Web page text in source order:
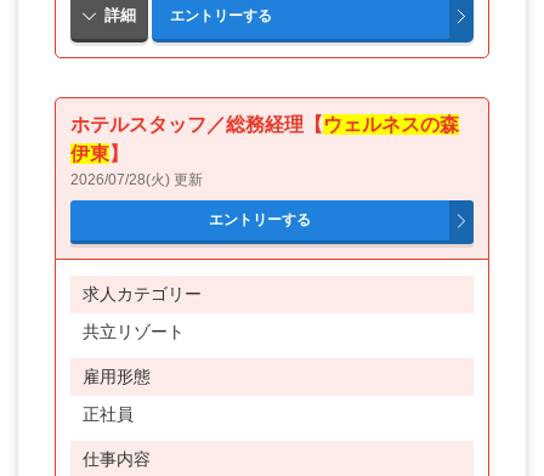
ホテルスタッフ／総務経理【 ウェルネスの森
伊東】
2026/07/28(火) 更新
求人カテゴリー
共立リゾート
雇用形態
正社員
仕事内容